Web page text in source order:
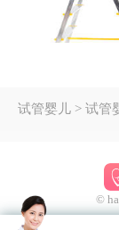
试管婴儿 > 试管婴儿
©